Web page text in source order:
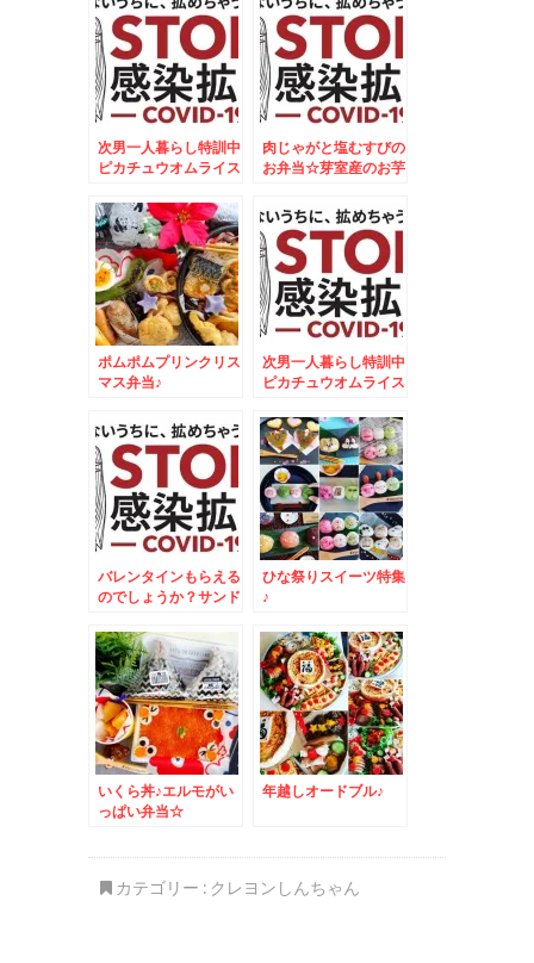
次男一人暮らし特訓中
ピカチュウオムライス
肉じゃがと塩むすびの
お弁当☆芽室産のお芋
～＾＾
ポムポムプリンクリス
マス弁当♪
次男一人暮らし特訓中
ピカチュウオムライス
バレンタインもらえる
のでしょうか？サンド
ひな祭りスイーツ特集
♪
いくら丼♪エルモがい
っぱい弁当☆
年越しオードブル♪
カテゴリー : クレヨンしんちゃん